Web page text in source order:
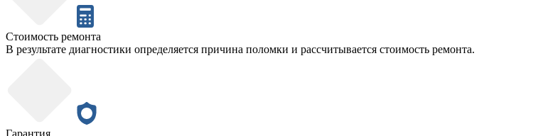
Стоимость ремонта
В результате диагностики определяется причина поломки и рассчитывается стоимость ремонта.
Гарантия